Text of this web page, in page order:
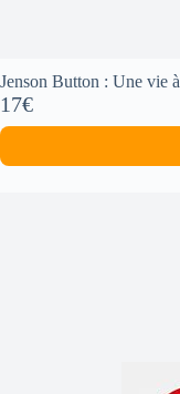
Jenson Button : Une vie
17€